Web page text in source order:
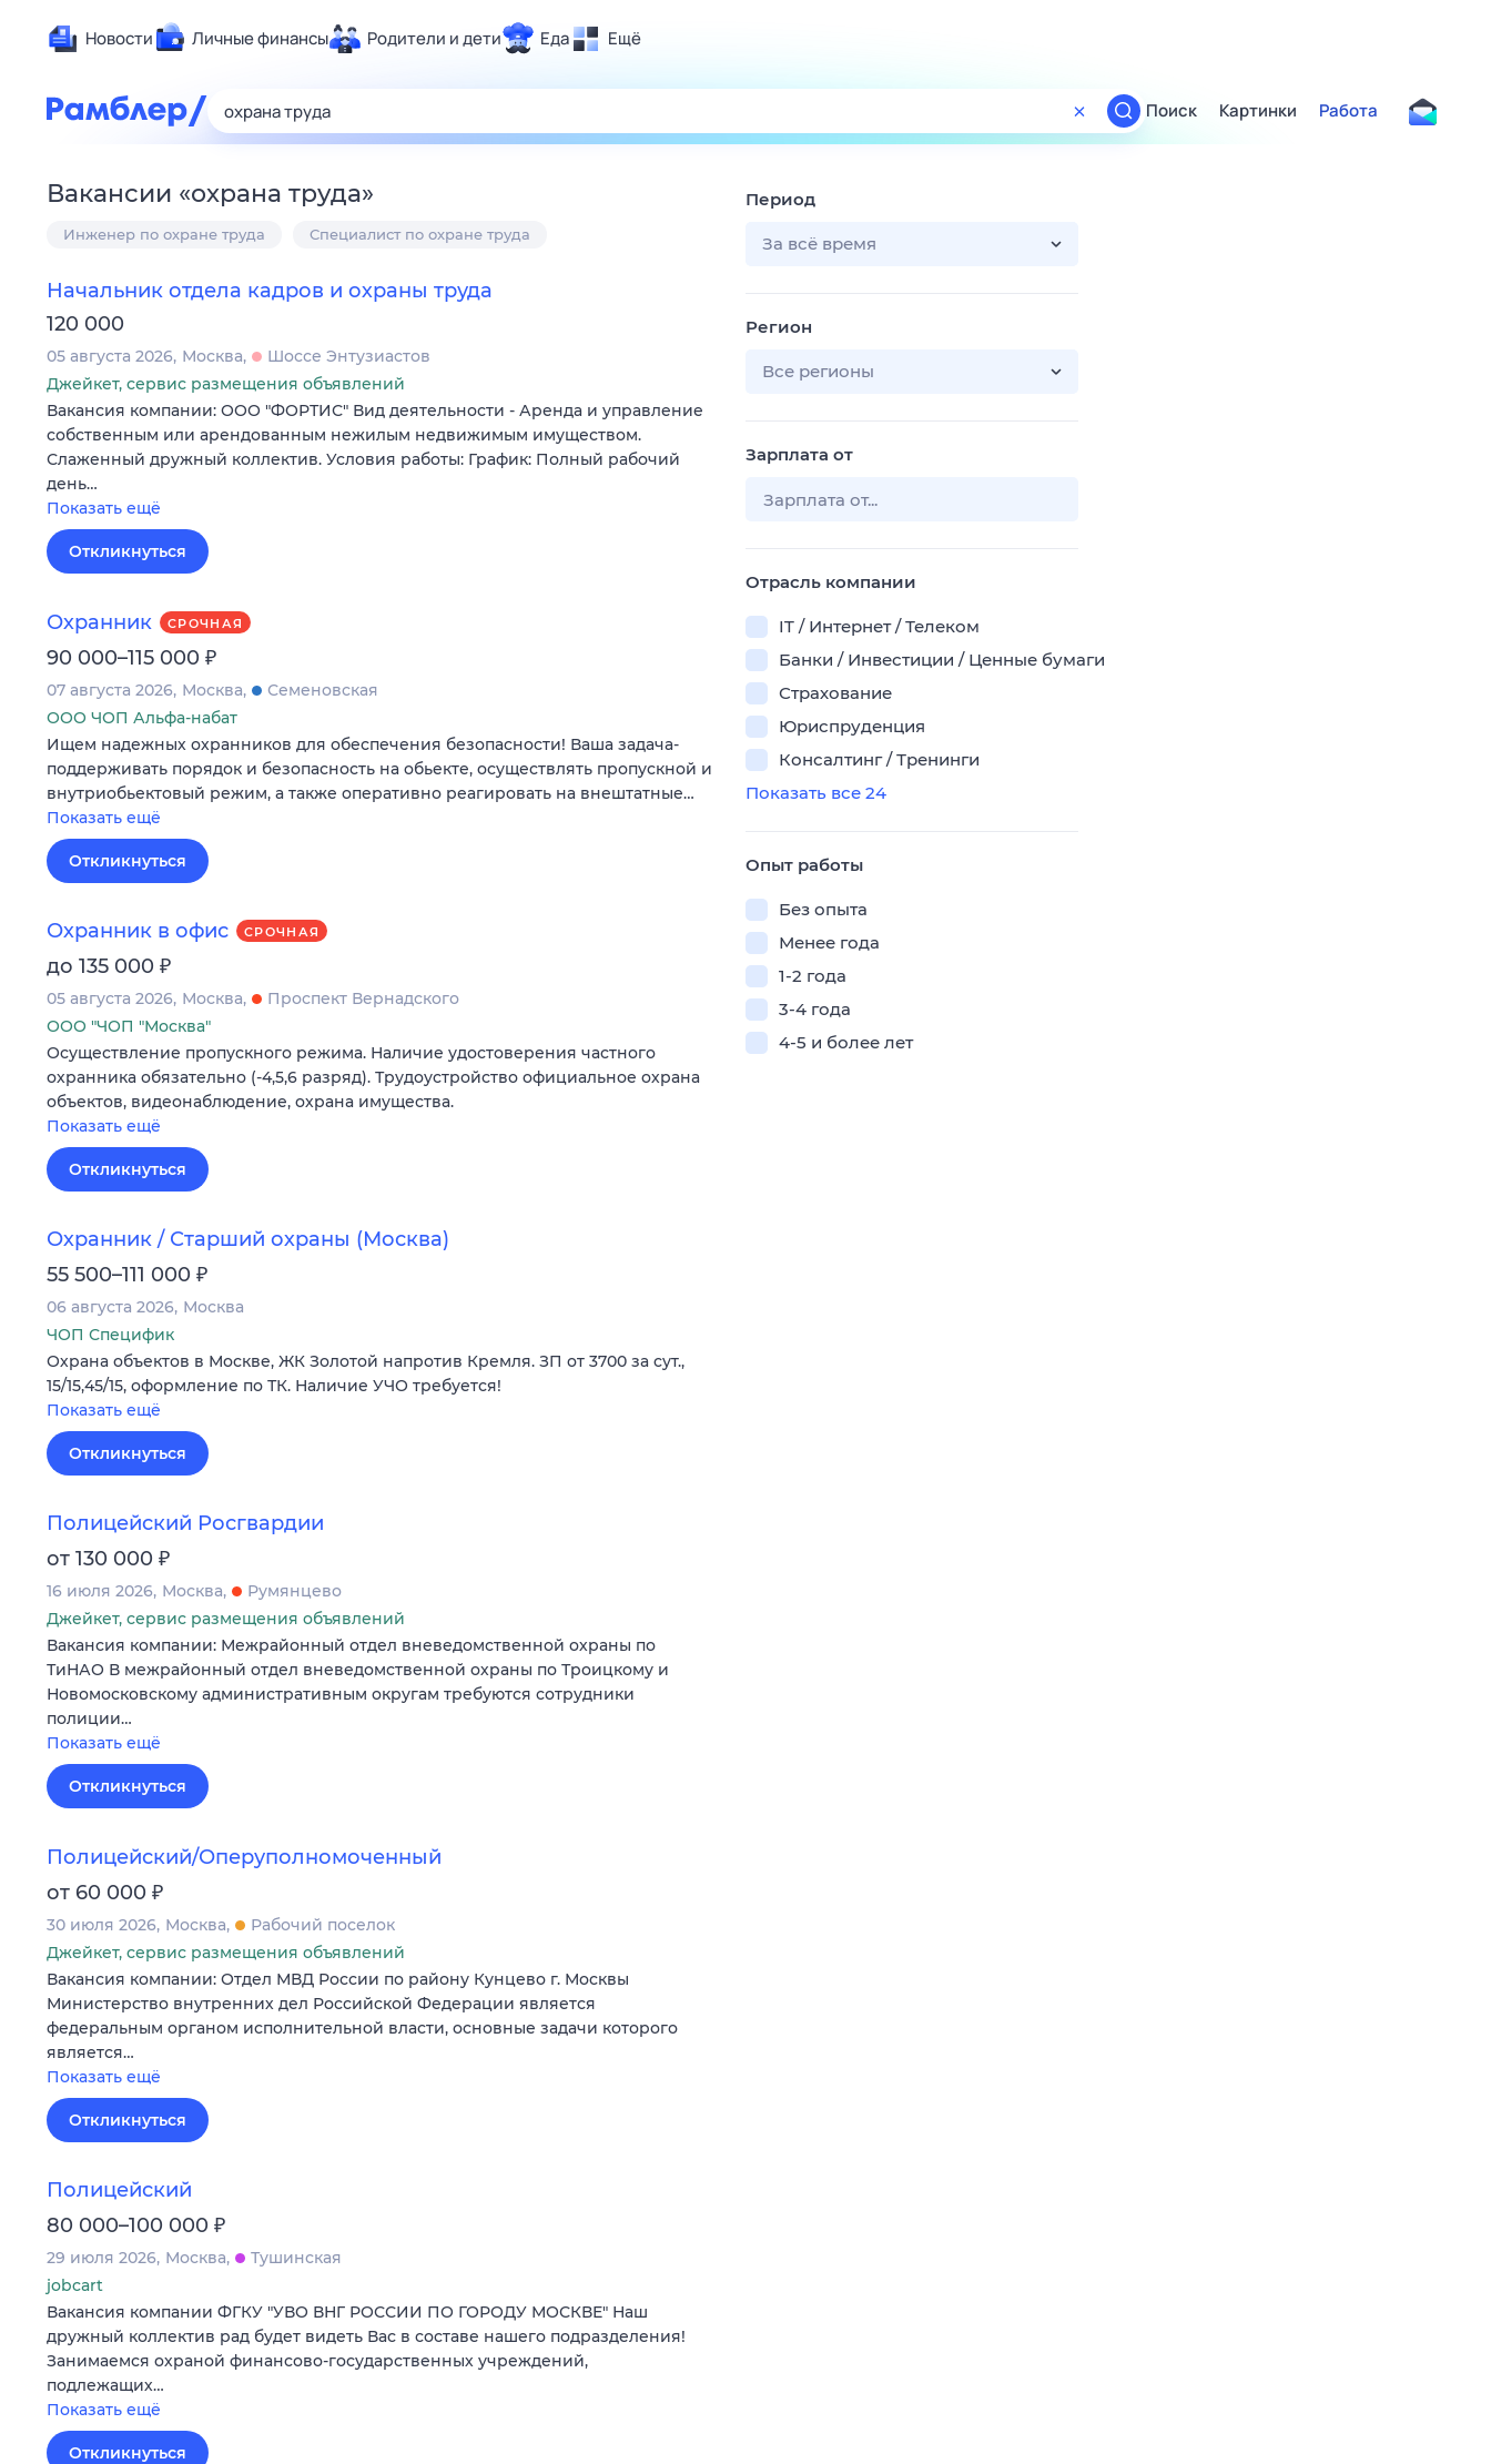
Новости Личные финансы Родители и дети Еда Ещё
Развлечения и отдых
Карьера
Технологии и тренды
Гороскопы
Поиск
ТВ-программа
Поиск Картинки Работа
Вакансии «охрана труда»
Инженер по охране труда Специалист по охране труда
Начальник отдела кадров и охраны труда
120 000
05 августа 2026 Москва
Шоссе Энтузиастов
Джейкет, сервис размещения объявлений
Вакансия компании: ООО "ФОРТИС" Вид деятельности - Аренда и управление
собственным или арендованным нежилым недвижимым имуществом.
Слаженный дружный коллектив. Условия работы: График: Полный рабочий
день…
Показать ещё
Откликнуться
Охранник СРОЧНАЯ
90 000–115 000 ₽
07 августа 2026 Москва
Семеновская
ООО ЧОП Альфа-набат
Ищем надежных охранников для обеспечения безопасности! Ваша задача-
поддерживать порядок и безопасность на обьекте, осуществлять пропускной и
внутриобьектовый режим, а также оперативно реагировать на внештатные…
Показать ещё
Откликнуться
Охранник в офис СРОЧНАЯ
до 135 000 ₽
05 августа 2026 Москва
Проспект Вернадского
ООО "ЧОП "Москва"
Осуществление пропускного режима. Наличие удостоверения частного
охранника обязательно (-4,5,6 разряд). Трудоустройство официальное охрана
объектов, видеонаблюдение, охрана имущества.
Показать ещё
Откликнуться
Охранник / Старший охраны (Москва)
55 500–111 000 ₽
06 августа 2026 Москва
ЧОП Специфик
Охрана объектов в Москве, ЖК Золотой напротив Кремля. ЗП от 3700 за сут.,
15/15,45/15, оформление по ТК. Наличие УЧО требуется!
Показать ещё
Откликнуться
Полицейский Росгвардии
от 130 000 ₽
16 июля 2026 Москва
Румянцево
Джейкет, сервис размещения объявлений
Вакансия компании: Межрайонный отдел вневедомственной охраны по
ТиНАО В межрайонный отдел вневедомственной охраны по Троицкому и
Новомосковскому административным округам требуются сотрудники
полиции…
Показать ещё
Откликнуться
Полицейский/Оперуполномоченный
от 60 000 ₽
30 июля 2026 Москва
Рабочий поселок
Джейкет, сервис размещения объявлений
Вакансия компании: Отдел МВД России по району Кунцево г. Москвы
Министерство внутренних дел Российской Федерации является
федеральным органом исполнительной власти, основные задачи которого
является…
Показать ещё
Откликнуться
Полицейский
80 000–100 000 ₽
29 июля 2026 Москва
Тушинская
jobcart
Вакансия компании ФГКУ "УВО ВНГ РОССИИ ПО ГОРОДУ МОСКВЕ" Наш
дружный коллектив рад будет видеть Вас в составе нашего подразделения!
Занимаемся охраной финансово-государственных учреждений,
подлежащих…
Показать ещё
Откликнуться
Период
За всё время
Регион
Все регионы
Зарплата от
Отрасль компании
IT / Интернет / Телеком
Банки / Инвестиции / Ценные бумаги
Страхование
Юриспруденция
Консалтинг / Тренинги
Показать все 24
Опыт работы
Без опыта
Менее года
1-2 года
3-4 года
4-5 и более лет